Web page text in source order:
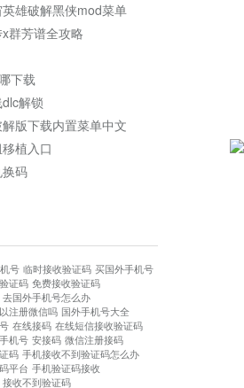
雄破解黑侠mod菜单
群芳谱全攻略
下载
解锁
版下载内置菜单中文
植入口
码
号 临时接收验证码 买国外手机号
证码 免费接收验证码
去国外手机号怎么办
注册微信吗 国外手机号大全
在线接码 在线短信接收验证码
机号 安接码 微信注册接码
码 手机接收不到验证码怎么办
平台 手机验证码接收
接收不到验证码